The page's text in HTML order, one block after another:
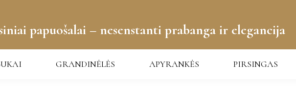
papuošalai – nesenstanti prabanga ir elegancija
GRANDINĖLĖS APYRANKĖS PIRSINGAS